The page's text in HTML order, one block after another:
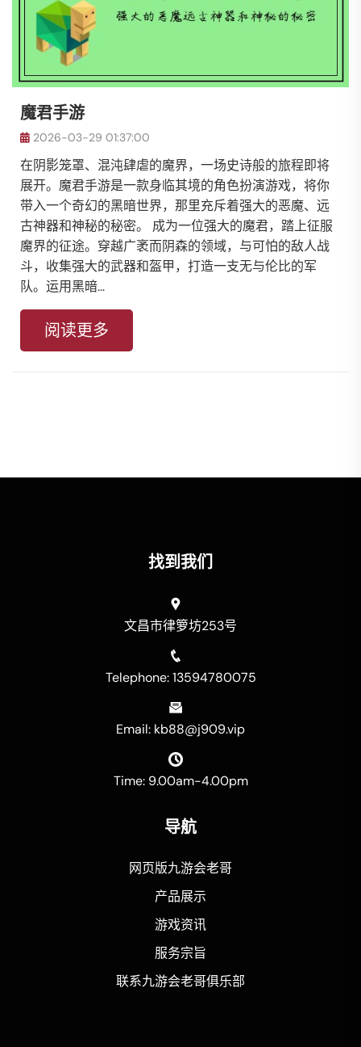
魔君手游
2026-03-29 01:37:00
在阴影笼罩、混沌肆虐的魔界，一场史诗般的旅程即将
展开。魔君手游是一款身临其境的角色扮演游戏，将你
带入一个奇幻的黑暗世界，那里充斥着强大的恶魔、远
古神器和神秘的秘密。 成为一位强大的魔君，踏上征服
魔界的征途。穿越广袤而阴森的领域，与可怕的敌人战
斗，收集强大的武器和盔甲，打造一支无与伦比的军
队。运用黑暗...
阅读更多
找到我们
文昌市律箩坊253号
Telephone: 13594780075
Email: kb88@j909.vip
Time: 9.00am-4.00pm
导航
网页版九游会老哥
产品展示
游戏资讯
服务宗旨
联系九游会老哥俱乐部